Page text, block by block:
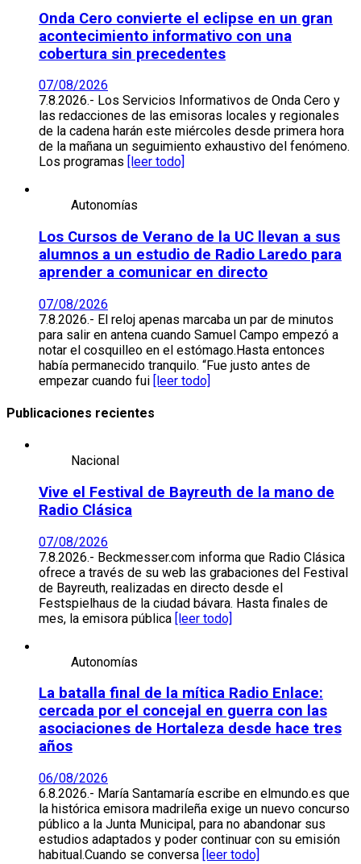
Onda Cero convierte el eclipse en un gran
acontecimiento informativo con una
cobertura sin precedentes
07/08/2026
7.8.2026.- Los Servicios Informativos de Onda Cero y
las redacciones de las emisoras locales y regionales
de la cadena harán este miércoles desde primera hora
de la mañana un seguimiento exhaustivo del fenómeno.
Los programas
[leer todo]
Autonomías
Los Cursos de Verano de la UC llevan a sus
alumnos a un estudio de Radio Laredo para
aprender a comunicar en directo
07/08/2026
7.8.2026.- El reloj apenas marcaba un par de minutos
para salir en antena cuando Samuel Campo empezó a
notar el cosquilleo en el estómago.Hasta entonces
había permanecido tranquilo. “Fue justo antes de
empezar cuando fui [leer todo]
Publicaciones recientes
Nacional
Vive el Festival de Bayreuth de la mano de
Radio Clásica
07/08/2026
7.8.2026.- Beckmesser.com informa que Radio Clásica
ofrece a través de su web las grabaciones del Festival
de Bayreuth, realizadas en directo desde el
Festspielhaus de la ciudad bávara. Hasta finales de
mes, la emisora pública [leer todo]
Autonomías
La batalla final de la mítica Radio Enlace:
cercada por el concejal en guerra con las
asociaciones de Hortaleza desde hace tres
años
06/08/2026
6.8.2026.- María Santamaría escribe en elmundo.es que
la histórica emisora madrileña exige un nuevo concurso
público a la Junta Municipal, para no abandonar sus
estudios adaptados y poder continuar con su emisión
habitual.Cuando se conversa [leer todo]